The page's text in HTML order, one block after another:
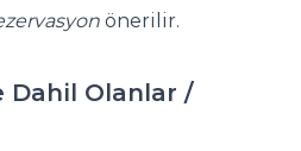
önerilir.
Dahil Olanlar /